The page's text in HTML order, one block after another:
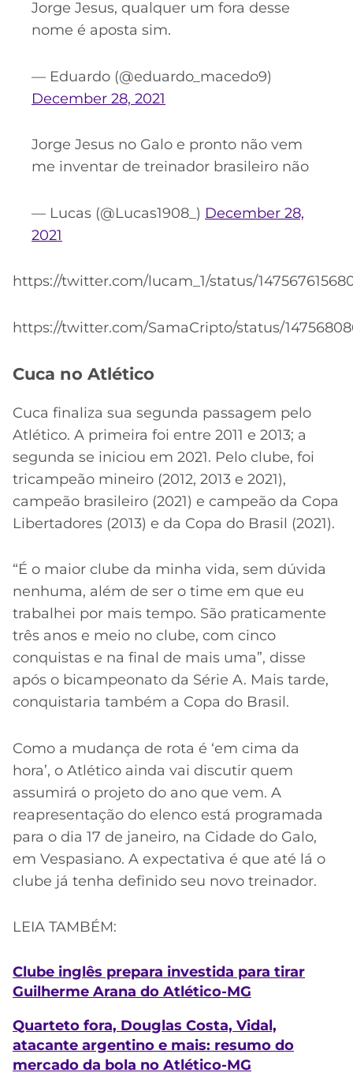
Jorge Jesus, qualquer um fora desse
nome é aposta sim.
— Eduardo (@eduardo_macedo9)
December 28, 2021
Jorge Jesus no Galo e pronto não vem
me inventar de treinador brasileiro não
— Lucas (@Lucas1908_) December 28,
2021
https://twitter.com/lucam_1/status/
https://twitter.com/SamaCripto/status/
Cuca no Atlético
Cuca finaliza sua segunda passagem pelo
Atlético. A primeira foi entre 2011 e 2013; a
segunda se iniciou em 2021. Pelo clube, foi
tricampeão mineiro (2012, 2013 e 2021),
campeão brasileiro (2021) e campeão da Copa
Libertadores (2013) e da Copa do Brasil (2021).
“É o maior clube da minha vida, sem dúvida
nenhuma, além de ser o time em que eu
trabalhei por mais tempo. São praticamente
três anos e meio no clube, com cinco
conquistas e na final de mais uma”, disse
após o bicampeonato da Série A. Mais tarde,
conquistaria também a Copa do Brasil.
Como a mudança de rota é ‘em cima da
hora’, o Atlético ainda vai discutir quem
assumirá o projeto do ano que vem. A
reapresentação do elenco está programada
para o dia 17 de janeiro, na Cidade do Galo,
em Vespasiano. A expectativa é que até lá o
clube já tenha definido seu novo treinador.
LEIA TAMBÉM:
Clube inglês prepara investida para tirar
Guilherme Arana do Atlético-MG
Quarteto fora, Douglas Costa, Vidal,
atacante argentino e mais: resumo do
mercado da bola no Atlético-MG